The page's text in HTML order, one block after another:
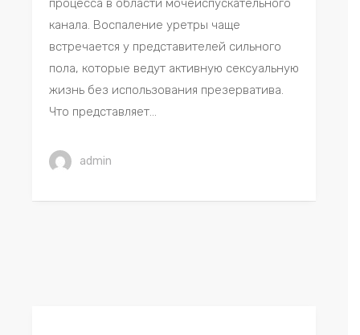
процесса в области мочеиспускательного
канала. Воспаление уретры чаще
встречается у представителей сильного
пола, которые ведут активную сексуальную
жизнь без использования презерватива.
Что представляет...
admin